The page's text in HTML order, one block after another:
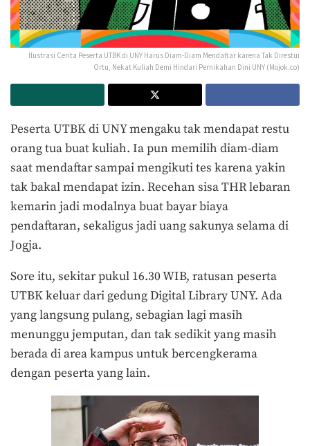
Ilustrasi Cerita Peserta UTBK di UNY Harus Diam-Diam Mendaftar karena Tak Direstui
Ortu, Nekat Kuliah Demi Hindari Pernikahan Dini UNY (Mojok.co)
Peserta UTBK di UNY mengaku tak mendapat restu
orang tua buat kuliah. Ia pun memilih diam-diam
saat mendaftar sampai mengikuti tes karena yakin
tak bakal mendapat izin. Recehan sisa THR lebaran
kemarin jadi modalnya buat bayar biaya
pendaftaran, sekaligus jadi uang sakunya selama di
Jogja.
Sore itu, sekitar pukul 16.30 WIB, ratusan peserta
UTBK keluar dari gedung Digital Library UNY. Ada
yang langsung pulang, sebagian lagi masih
menunggu jemputan, dan tak sedikit yang masih
berada di area kampus untuk bercengkerama
dengan peserta yang lain.